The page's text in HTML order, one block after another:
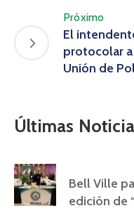
Próximo
El
protocolar
Unión de
Últimas
Bell Ville
edición de